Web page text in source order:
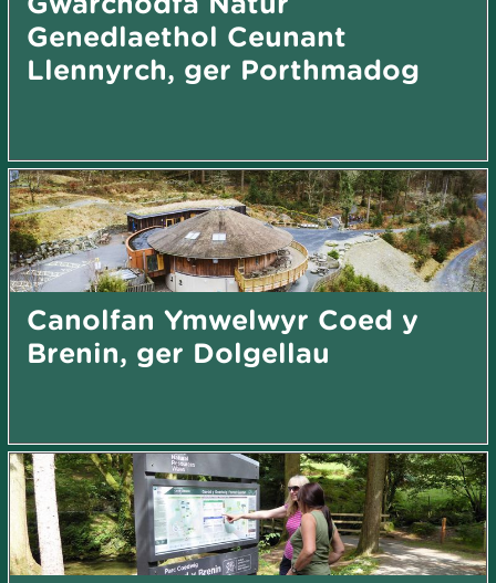
Genedlaethol Ceunant
Llennyrch, ger Porthmadog
Canolfan Ymwelwyr Coed y
Brenin, ger Dolgellau